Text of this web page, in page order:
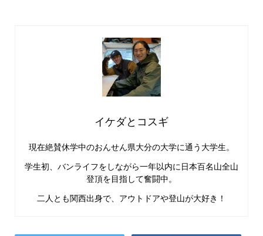
イケダとコスギ
現在絶賛休学中のおんせん県大分の大学に通う大学生。
学生初、バンライフをしながら一年以内に日本百名山全山
登頂を目指して奮闘中。
二人とも関西出身で、アウトドアや登山が大好き！